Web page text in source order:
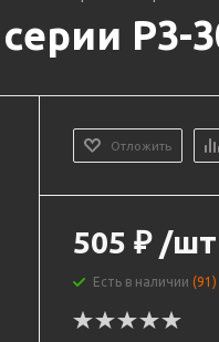
Р3-
Отложить
505 ₽ /шт
Есть в наличии(91)